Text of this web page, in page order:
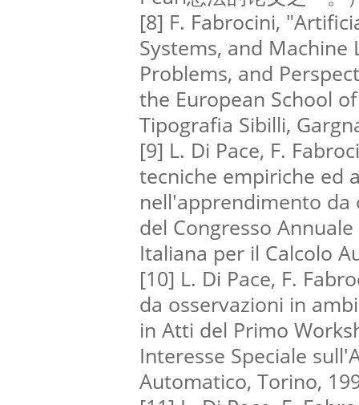
[8] F. Fabrocini,
Systems, and Machine
Problems, and
the European School
Tipografia Sibilli,
[9] L. Di Pace, F.
tecniche empiriche ed
nell'apprendimento da
del Congresso
Italiana per il Calcolo
[10] L. Di Pace, F.
da osservazioni in
in Atti del Primo
Interesse Speciale
Automatico, Torino,